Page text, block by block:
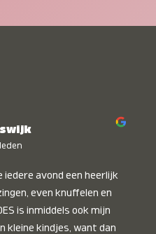
iedere avond een heerlijk
even knuffelen en
is inmiddels ook mijn
kleine kindjes, want dan